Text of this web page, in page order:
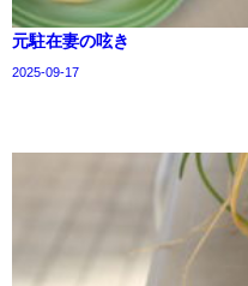
元駐在妻の呟き
2025-09-17